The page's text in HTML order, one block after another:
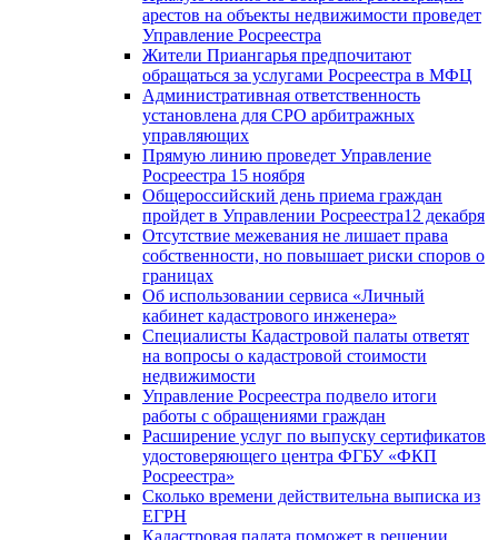
арестов на объекты недвижимости проведет
Управление Росреестра
Жители Приангарья предпочитают
обращаться за услугами Росреестра в МФЦ
Административная ответственность
установлена для СРО арбитражных
управляющих
Прямую линию проведет Управление
Росреестра 15 ноября
Общероссийский день приема граждан
пройдет в Управлении Росреестра12 декабря
Отсутствие межевания не лишает права
собственности, но повышает риски споров о
границах
Об использовании сервиса «Личный
кабинет кадастрового инженера»
Специалисты Кадастровой палаты ответят
на вопросы о кадастровой стоимости
недвижимости
Управление Росреестра подвело итоги
работы с обращениями граждан
Расширение услуг по выпуску сертификатов
удостоверяющего центра ФГБУ «ФКП
Росреестра»
Сколько времени действительна выписка из
ЕГРН
Кадастровая палата поможет в решении